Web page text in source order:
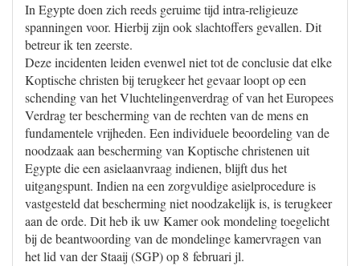
In Egypte doen zich reeds geruime tijd intra-religieuze
spanningen voor. Hierbij zijn ook slachtoffers gevallen. Dit
betreur ik ten zeerste.
Deze incidenten leiden evenwel niet tot de conclusie dat elke
Koptische christen bij terugkeer het gevaar loopt op een
schending van het Vluchtelingenverdrag of van het Europees
Verdrag ter bescherming van de rechten van de mens en
fundamentele vrijheden. Een individuele beoordeling van de
noodzaak aan bescherming van Koptische christenen uit
Egypte die een asielaanvraag indienen, blijft dus het
uitgangspunt. Indien na een zorgvuldige asielprocedure is
vastgesteld dat bescherming niet noodzakelijk is, is terugkeer
aan de orde. Dit heb ik uw Kamer ook mondeling toegelicht
bij de beantwoording van de mondelinge kamervragen van
het lid van der Staaij (SGP) op 8 februari jl.